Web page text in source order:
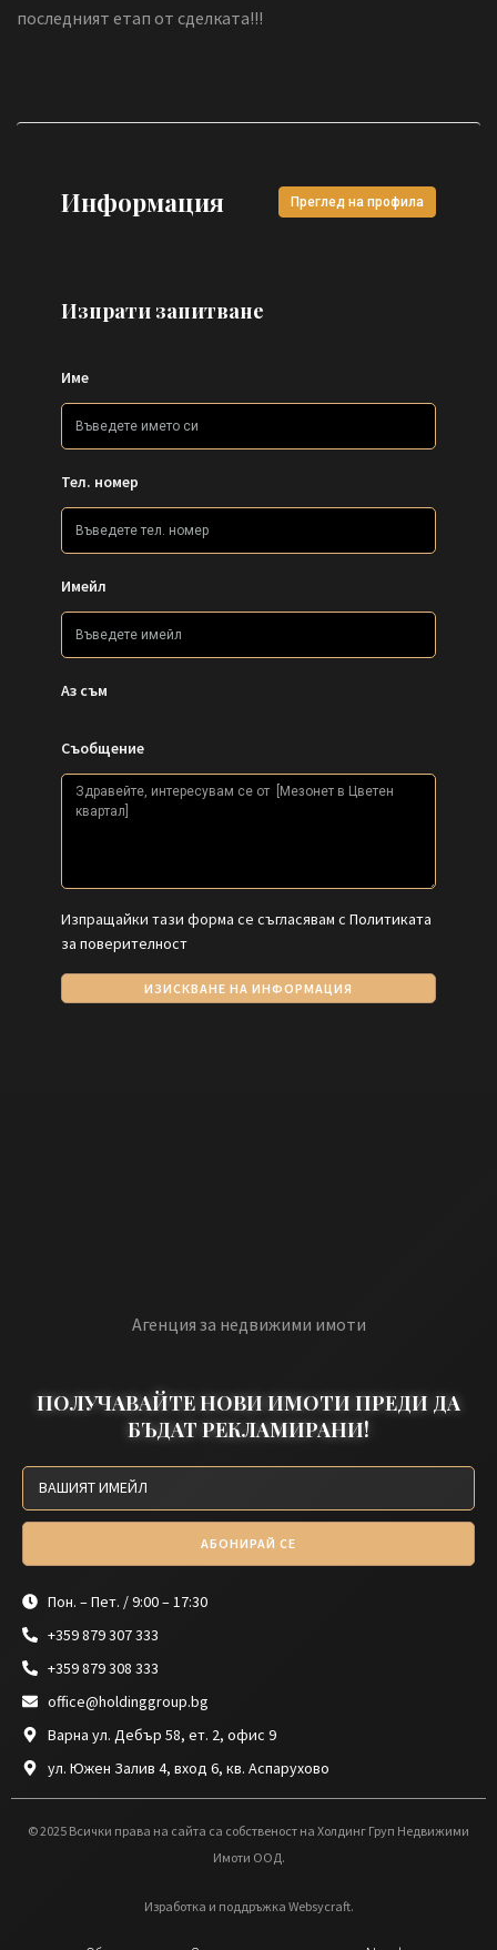
последният етап от сделката!!!
Информация Преглед на профила
Изпрати запитване
Име
Тел. номер
Имейл
Аз съм
Съобщение
Изпращайки тази форма се съгласявам с Политиката
за поверителност
ИЗИСКВАНЕ НА ИНФОРМАЦИЯ
Агенция за недвижими имоти
ПОЛУЧАВАЙТЕ НОВИ ИМОТИ ПРЕДИ ДА
БЪДАТ РЕКЛАМИРАНИ!
АБОНИРАЙ СЕ
Пон. – Пет. / 9:00 – 17:30
+359 879 307 333
+359 879 308 333
office@holdinggroup.bg
Варна ул. Дебър 58, ет. 2, офис 9
ул. Южен Залив 4, вход 6, кв. Аспарухово
© 2025 Всички права на сайта са собственост на Холдинг Груп Недвижими
Имоти ООД.
Изработка и поддръжка Websycraft.